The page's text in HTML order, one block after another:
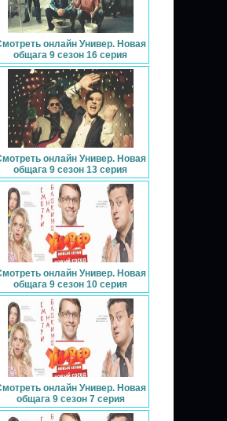
онлайн Универ. Новая
общага 9 сезон 16 серия
онлайн Универ. Новая
общага 9 сезон 13 серия
онлайн Универ. Новая
общага 9 сезон 10 серия
онлайн Универ. Новая
общага 9 сезон 7 серия